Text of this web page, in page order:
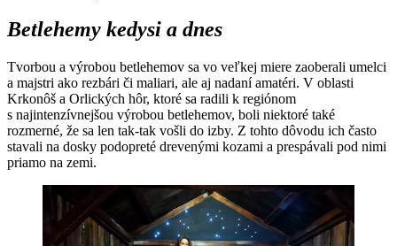
Betlehemy kedysi a dnes
Tvorbou a výrobou betlehemov sa vo veľkej miere zaoberali umelci
a majstri ako rezbári či maliari, ale aj nadaní amatéri. V oblasti
Krkonôš a Orlických hôr, ktoré sa radili k regiónom
s najintenzívnejšou výrobou betlehemov, boli niektoré také
rozmerné, že sa len tak-tak vošli do izby. Z tohto dôvodu ich často
stavali na dosky podopreté drevenými kozami a prespávali pod nimi
priamo na zemi.